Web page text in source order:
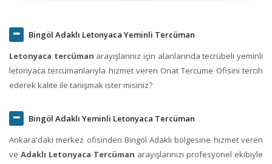
Bingöl Adaklı Letonyaca Yeminli Tercüman
Letonyaca tercüman arayışlarınız için alanlarında tecrübeli yeminli
letonyaca tercümanlarıyla hizmet veren Onat Tercüme Ofisini tercih
ederek kalite ile tanışmak ister misiniz?
Bingöl Adaklı Yeminli Letonyaca Tercüman
Ankara'daki merkez ofisinden Bingöl Adaklı bölgesine hizmet veren
ve Adaklı Letonyaca Tercüman arayışlarınızı profesyonel ekibiyle